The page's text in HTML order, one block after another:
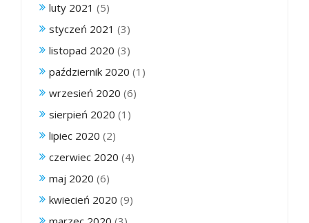
luty 2021 (5)
styczeń 2021 (3)
listopad 2020 (3)
październik 2020 (1)
wrzesień 2020 (6)
sierpień 2020 (1)
lipiec 2020 (2)
czerwiec 2020 (4)
maj 2020 (6)
kwiecień 2020 (9)